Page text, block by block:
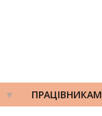
ПРАЦІВНИКАМ